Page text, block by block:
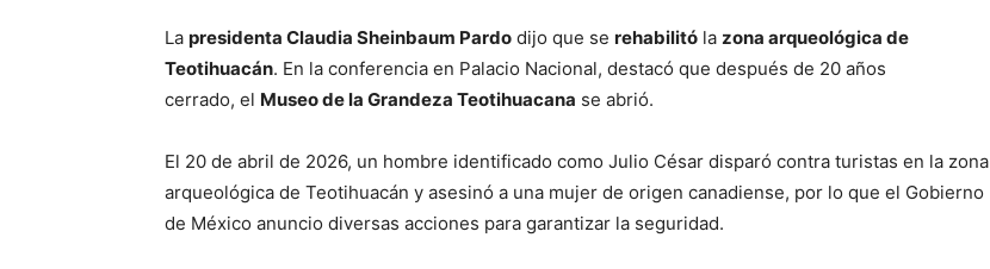
La presidenta Claudia Sheinbaum Pardo dijo que se rehabilitó la zona arqueológica de
Teotihuacán. En la conferencia en Palacio Nacional, destacó que después de 20 años
cerrado, el Museo de la Grandeza Teotihuacana se abrió.
El 20 de abril de 2026, un hombre identificado como Julio César disparó contra turistas en la zona
arqueológica de Teotihuacán y asesinó a una mujer de origen canadiense, por lo que el Gobierno
de México anuncio diversas acciones para garantizar la seguridad.